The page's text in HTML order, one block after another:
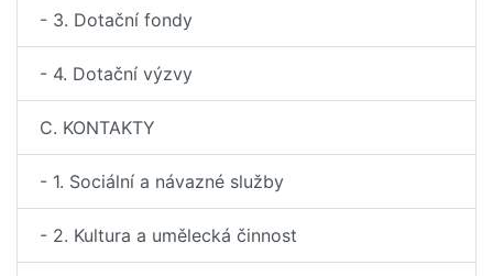
- 3. Dotační fondy
- 4. Dotační výzvy
C. KONTAKTY
- 1. Sociální a návazné služby
- 2. Kultura a umělecká činnost